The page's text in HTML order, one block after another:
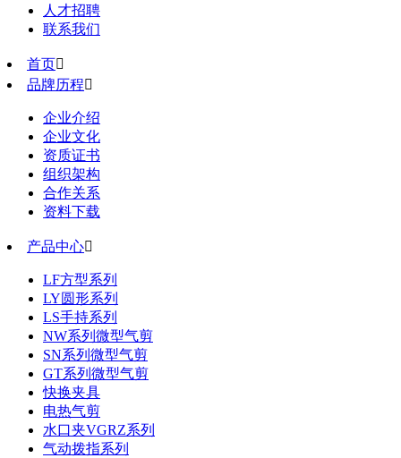
人才招聘
联系我们
首页
品牌历程
企业介绍
企业文化
资质证书
组织架构
合作关系
资料下载
产品中心
LF方型系列
LY圆形系列
LS手持系列
NW系列微型气剪
SN系列微型气剪
GT系列微型气剪
快换夹具
电热气剪
水口夹VGRZ系列
气动拨指系列